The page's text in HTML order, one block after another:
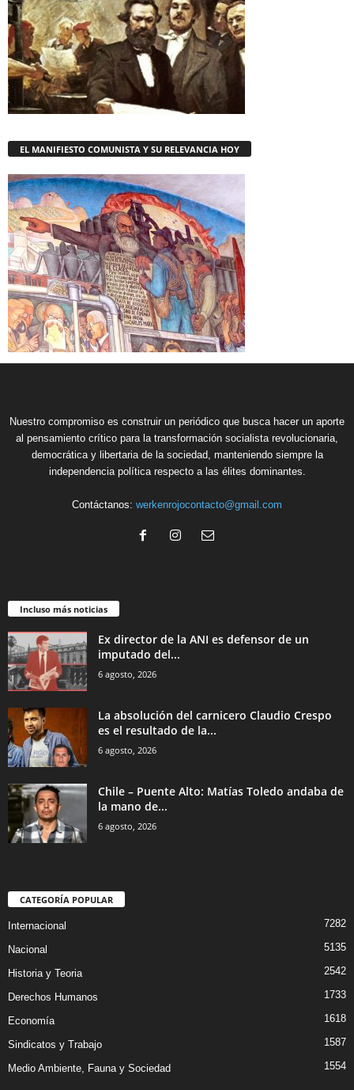
EL MANIFIESTO COMUNISTA Y SU RELEVANCIA HOY
Nuestro compromiso es construir un periódico que busca hacer un aporte
al pensamiento crítico para la transformación socialista revolucionaria,
democrática y libertaria de la sociedad, manteniendo siempre la
independencia política respecto a las élites dominantes.
Contáctanos: werkenrojocontacto@gmail.com
Incluso más noticias
Ex director de la ANI es defensor de un
imputado del...
6 agosto, 2026
La absolución del carnicero Claudio Crespo
es el resultado de la...
6 agosto, 2026
Chile – Puente Alto: Matías Toledo andaba de
la mano de...
6 agosto, 2026
CATEGORÍA POPULAR
Internacional 7282
Nacional 5135
Historia y Teoria 2542
Derechos Humanos 1733
Economía 1618
Sindicatos y Trabajo 1587
Medio Ambiente, Fauna y Sociedad 1554